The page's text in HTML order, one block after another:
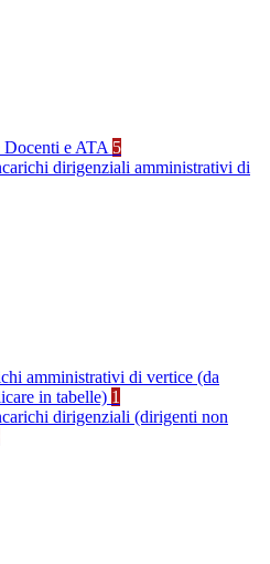
Docenti e ATA 5
dirigenziali amministrativi di
amministrativi di vertice (da
in tabelle) 1
dirigenziali (dirigenti non